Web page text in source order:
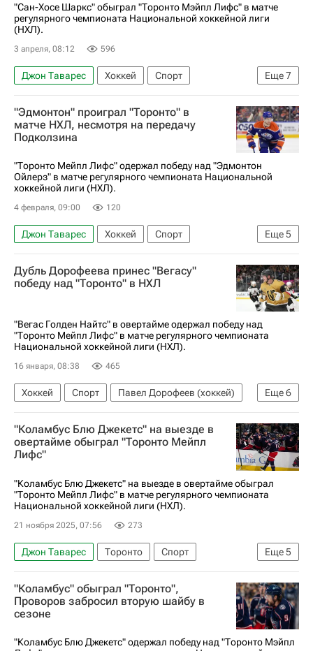
"Сан-Хосе Шаркс" обыграл "Торонто Мэйпл Лифс" в матче
регулярного чемпионата Национальной хоккейной лиги
(НХЛ).
3 апреля, 08:12 596
Еще7
Джон Таварес Хоккей
Спорт
Сан-Хосе (город)
Торонто Мэйпл Лифс
Адам Годетт
Дмитрий Орлов
Юта Маммот
Сан-Хосе Шаркс
Национальная хоккейная лига (НХЛ)
"Эдмонтон" проиграл "Торонто" в
матче НХЛ, несмотря на передачу
Подколзина
"Торонто Мейпл Лифс" одержал победу над "Эдмонтон
Ойлерз" в матче регулярного чемпионата Национальной
хоккейной лиги (НХЛ).
4 февраля, 09:00 120
Еще5
Джон Таварес Хоккей
Спорт
Василий Подколзин
Матиас Маччелли
Торонто Мейпл Лифс
Эдмонтон Ойлерз
Дубль Дорофеева принес "Вегасу"
победу над "Торонто" в НХЛ
"Вегас Голден Найтс" в овертайме одержал победу над
"Торонто Мейпл Лифс" в матче регулярного чемпионата
Национальной хоккейной лиги (НХЛ).
16 января, 08:38 465
Еще6
Хоккей Спорт
Павел Дорофеев (хоккей)
Марк Стоун
Томаш Гертл
Джек Айкел
Вегас Голден Найтс
Торонто Мейпл Лифс
Национальная хоккейная лига (НХЛ)
"Коламбус Блю Джекетс" на выезде в
овертайме обыграл "Торонто Мейпл
Лифс"
"Коламбус Блю Джекетс" на выезде в овертайме обыграл
"Торонто Мейпл Лифс" в матче регулярного чемпионата
Национальной хоккейной лиги (НХЛ).
21 ноября 2025, 07:56 273
Еще5
Джон Таварес Торонто
Спорт
Дмитрий Воронков
Дакота Мермис
Коламбус Блю Джекетс
Торонто Мейпл Лифс
Национальная хоккейная лига (НХЛ)
"Коламбус" обыграл "Торонто",
Проворов забросил вторую шайбу в
сезоне
"Коламбус Блю Джекетс" одержал победу над "Торонто Мэйпл